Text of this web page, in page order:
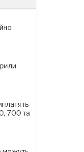
700 та